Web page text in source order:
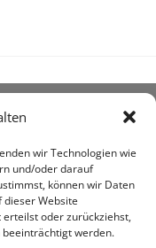
wir Technologien wie
und/oder darauf
können wir Daten
Website
oder zurückziehst,
werden.